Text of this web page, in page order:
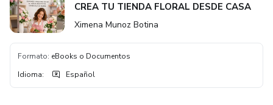
CREA TU TIENDA FLORAL DESDE CASA
Ximena Munoz Botina
Formato: eBooks o Documentos
Idioma: Español